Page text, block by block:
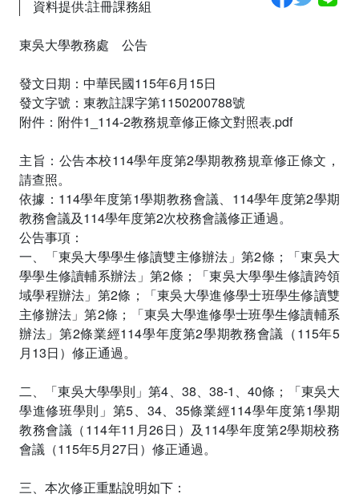
資料提供:註冊課務組
東吳大學教務處 公告
發文日期：中華民國115年6月15日
發文字號：東教註課字第1150200788號
附件：附件1_114-2教務規章修正條文對照表.pdf
主旨：公告本校114學年度第2學期教務規章修正條文，
請查照。
依據：114學年度第1學期教務會議、114學年度第2學期
教務會議及114學年度第2次校務會議修正通過。
公告事項：
一、「東吳大學學生修讀雙主修辦法」第2條；「東吳大
學學生修讀輔系辦法」第2條；「東吳大學學生修讀跨領
域學程辦法」第2條；「東吳大學進修學士班學生修讀雙
主修辦法」第2條；「東吳大學進修學士班學生修讀輔系
辦法」第2條業經114學年度第2學期教務會議（115年5
月13日）修正通過。
二、「東吳大學學則」第4、38、38-1、40條；「東吳大
學進修班學則」第5、34、35條業經114學年度第1學期
教務會議（114年11月26日）及114學年度第2學期校務
會議（115年5月27日）修正通過。
三、本次修正重點說明如下：